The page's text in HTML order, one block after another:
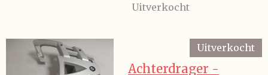
Uitverkocht
Uitverkocht
Achterdrager -